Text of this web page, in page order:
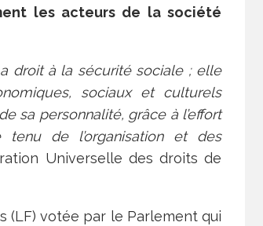
les acteurs de la société
droit à la sécurité sociale ; elle
sociaux et culturels
sa personnalité, grâce à l’effort
de l’organisation et des
Universelle des droits de
(LF) votée par le Parlement qui